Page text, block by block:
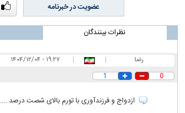
عضویت در خبرنامه
نظرات بینندگان
رضا |
|
۱۹:۲۷ - ۱۴۰۴/۱۲/۰۴
0
1
ازدواج و فرزندآوری با تورم بالای شصت درصد ....